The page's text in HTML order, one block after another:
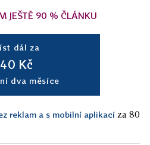
JEŠTĚ 90 % ČLÁNKU
dál za
40 Kč
dva měsíce
reklam a s mobilní aplikací za 80